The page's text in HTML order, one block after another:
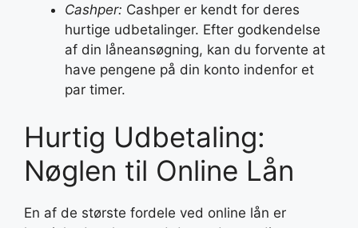
Cashper: Cashper er kendt for deres
hurtige udbetalinger. Efter godkendelse
af din låneansøgning, kan du forvente at
have pengene på din konto indenfor et
par timer.
Hurtig Udbetaling:
Nøglen til Online Lån
En af de største fordele ved online lån er